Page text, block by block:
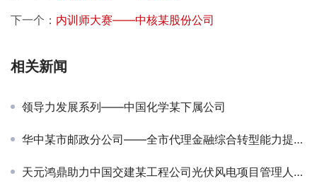
下一个： 内训师大赛——中核某股份公司
相关新闻
领导力发展系列——中国化学某下属公司
华中某市邮政分公司——全市代理金融综合转型能力提升培训
天元鸿鼎助力中国交建某工程公司光伏风电项目管理人员培训班顺利开展